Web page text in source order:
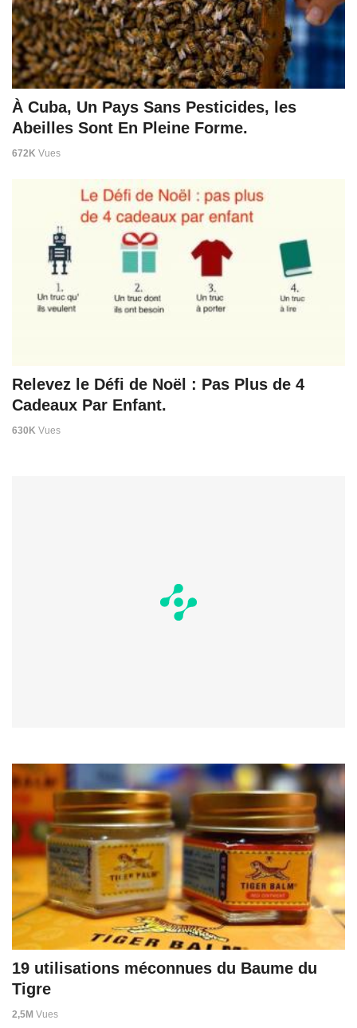
À Cuba, Un Pays Sans Pesticides, les
Abeilles Sont En Pleine Forme.
672K Vues
Relevez le Défi de Noël : Pas Plus de 4
Cadeaux Par Enfant.
630K Vues
19 utilisations méconnues du Baume du
Tigre
2,5M Vues